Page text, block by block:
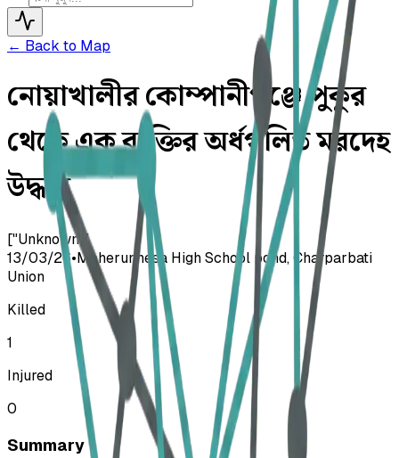
← Back to Map
নোয়াখালীর কোম্পানীগঞ্জে পুকুর
থেকে এক ব্যক্তির অর্ধগলিত মরদেহ
উদ্ধার
["Unknown"]
13/03/26•Meherunnesa High School pond, Charparbati
Union
Killed
1
Injured
0
Summary